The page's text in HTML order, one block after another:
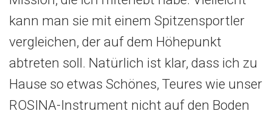
kann man sie mit einem Spitzensportler
vergleichen, der auf dem Höhepunkt
abtreten soll. Natürlich ist klar, dass ich zu
Hause so etwas Schönes, Teures wie unser
ROSINA-Instrument nicht auf den Boden